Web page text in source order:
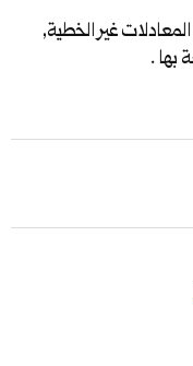
غير الخطية,
بها .